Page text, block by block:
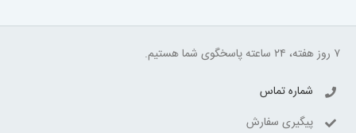
۷ روز هفته، ۲۴ ساعته پاسخگوی شما هستیم.
شماره تماس
پیگیری سفارش